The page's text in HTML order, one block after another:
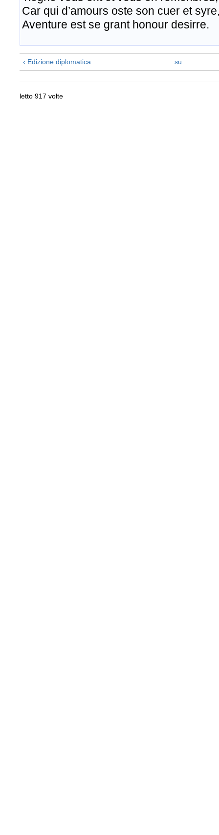
Car qui d’amours oste son cuer et
Aventure est se grant honour desirre.​
‹ Edizione diplomatica su
letto 917 volte